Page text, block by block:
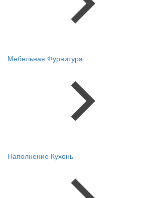
Мебельная Фурнитура
Наполнение Кухонь